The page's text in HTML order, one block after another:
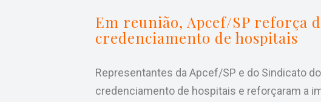
Em reunião, Apcef/SP reforça
credenciamento de hospitais
Representantes da Apcef/SP e do Sindicato
credenciamento de hospitais e reforçaram a